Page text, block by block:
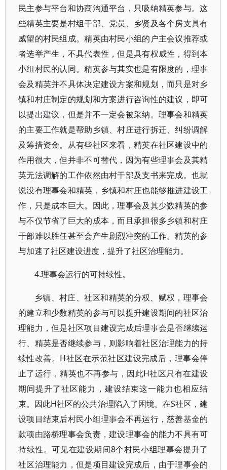
民主参与平台和协商沟通平台，只吸纳精英参与。这
些精英主要是村组干部、党员、乡贤及各个房支具有
威望的村民组成。精英由村民小组的户主会议推荐或
者选举产生，不具代表性，但是具有权威性，得到本
小组村民的认同。精英参与其实也是有限度的，理事
会及精英并不具体决定建设方案和规划，而只是对乡
镇和村庄制定的规划和方案进行咨询性的建议，即可
以提出建议，但是并不一定会被采纳。理事会和精英
的主要工作就是帮助乡镇、村庄进行拆迁、纠纷调解
及筹措资金。从有些社区来看，精英在社区建设中的
作用很大，但并非不可替代，因为有些理事会及其精
英无法调解的工作依然由村干部及支书来完成。也就
说没有理事会和精英，乡镇和村庄也能够推进建设工
作，只是成本巨大。因此，理事会及其少数精英的参
与不仅节省了巨大的成本，而且承担很多乡镇和村庄
干部难以胜任甚至会产生剧烈冲突的工作。精英的参
与加速了社区建设进度，提升了社区治理能力。
4.理事会运行的可持续性。
乡镇、村庄、社区和精英的分权、赋权，理事会
的建立和少数精英的参与可以提升建设期间的社区治
理能力，但是社区项目建设完成后理事会是否继续运
行、精英是否继续参与，则影响着社区治理能力的持
续性改善。H社区在示范社区建设完成后，理事会停
止了运行，精英也不再参与，因此H社区只有在建设
期间提升了社区能力，建设结束这一能力也相应结
束。因此H社区的公共治理陷入了困境。在S社区，建
设项目结束后村民小组理事会不再运行，慈善基金的
款项由路桥理事会负责，建设理事会的能力不具有可
持续性。可见在建设期间8个村民小组理事会提升了
社区治理能力，但是项目建设完成后，由于理事会的